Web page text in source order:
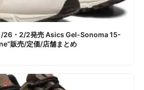
1/26・2/2発売 Asics Gel-Sonoma 15-
販売/定価/店舗まとめ